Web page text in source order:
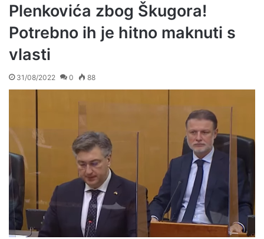
Plenkovića zbog Škugora!
Potrebno ih je hitno maknuti s
vlasti
31/08/2022 0 88